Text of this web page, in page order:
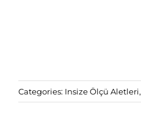
Categories: Insize Ölçü Aletleri,